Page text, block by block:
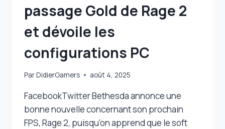
GAMEPLAY
passage Gold de Rage 2
et dévoile les
configurations PC
ParDidierGamers août 4, 2025
FacebookTwitter Bethesda annonce une
bonne nouvelle concernant son prochain
FPS, Rage 2, puisqu’on apprend que le soft